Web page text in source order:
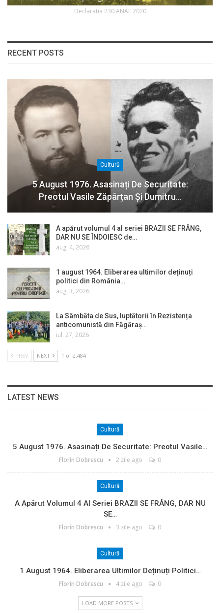
Declaratia 230 ANAF 2020
RECENT POSTS
Cultură
5 August 1976. Asasinați De Securitate:
Preotul Vasile Zăpârțan Și Dumitru…
A apărut volumul 4 al seriei BRAZII SE FRÂNG,
DAR NU SE ÎNDOIESC de…
aug. 4, 2026
1 august 1964. Eliberarea ultimilor deținuți
politici din România…
aug. 3, 2026
La Sâmbăta de Sus, luptătorii în Rezistența
anticomunistă din Făgăraș…
iul. 27, 2026
PREV NEXT 1 of 2.484
LATEST NEWS
Cultură
5 August 1976. Asasinați De Securitate: Preotul Vasile…
Florin Dobrescu 2 zile ago 0
Cultură
A Apărut Volumul 4 Al Seriei BRAZII SE FRÂNG, DAR NU
SE…
Florin Dobrescu 3 zile ago 0
Cultură
1 August 1964. Eliberarea Ultimilor Deținuți Politici…
Florin Dobrescu 4 zile ago 0
LOAD MORE POSTS